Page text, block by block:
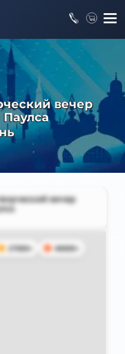
вечер
вечер
27000+ 40000+